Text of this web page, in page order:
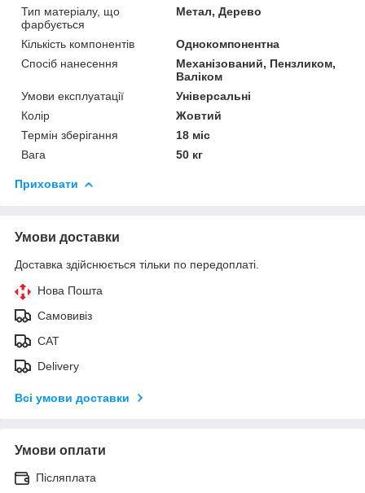
Тип матеріалу, що
фарбується
Метал, Дерево
Кількість компонентів
Однокомпонентна
Спосіб нанесення
Механізований, Пензликом,
Валіком
Умови експлуатації
Універсальні
Колір
Жовтий
Термін зберігання
18 міс
Вага
50 кг
Приховати
Умови доставки
Доставка здійснюється тільки по передоплаті.
Нова Пошта
Самовивіз
САТ
Delivery
Всі умови доставки
Умови оплати
Післяплата